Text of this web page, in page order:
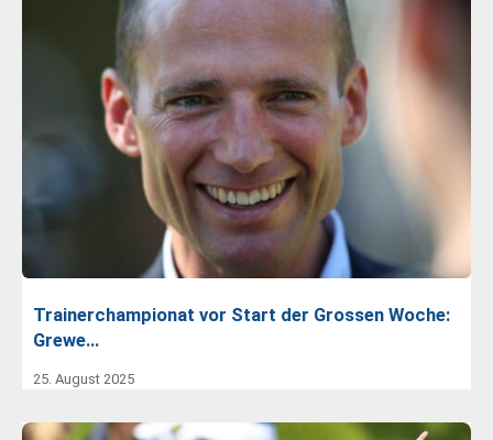
Trainerchampionat vor Start der Grossen Woche:
Grewe…
25. August 2025